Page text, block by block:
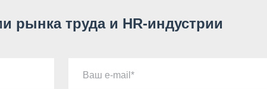
рынка труда и HR-индустрии
Ваш e-mail